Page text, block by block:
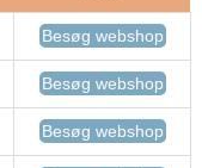
Besøg webshop
Besøg webshop
Besøg webshop